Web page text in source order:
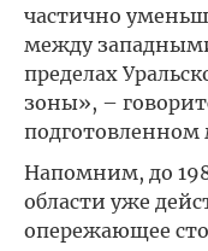
частично
между
пределах
зоны», –
Напомним, до
области уже
опережающее